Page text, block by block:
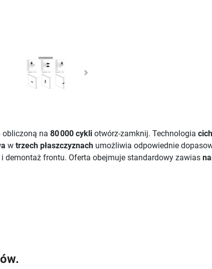
obliczoną na 80 000 cykli otwórz-zamknij. Technologia
w trzech płaszczyznach umożliwia odpowiednie
demontaż frontu. Oferta obejmuje standardowy zawias